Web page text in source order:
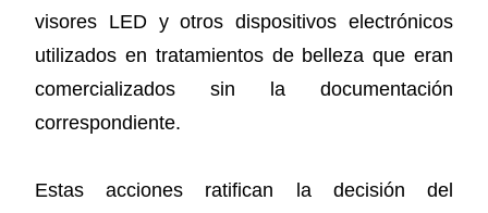
visores LED y otros dispositivos electrónicos
utilizados en tratamientos de belleza que eran
comercializados sin la documentación
correspondiente.
Estas acciones ratifican la decisión del